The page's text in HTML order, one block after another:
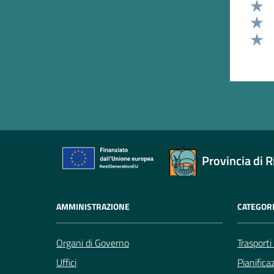
Provincia di
AMMINISTRAZIONE
Organi di Governo
Uffici